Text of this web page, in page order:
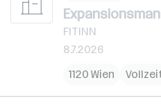
FITINN
8.7.2026
1120 Wien